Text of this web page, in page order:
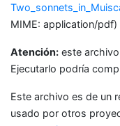
MIME: application/pdf)
Atención: este
Ejecutarlo podría
Este archivo es de un
usado por otros